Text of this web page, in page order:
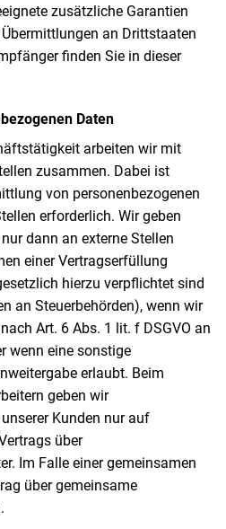
zusätzliche Garantien
an Drittstaaten
finden Sie in dieser
Daten
arbeiten wir mit
zusammen. Dabei ist
von personenbezogenen
erforderlich. Wir geben
dann an externe Stellen
einer Vertragserfüllung
hierzu verpflichtet sind
an Steuerbehörden), wenn wir
Art. 6 Abs. 1 lit. f DSGVO an
wenn eine sonstige
erlaubt. Beim
geben wir
Kunden nur auf
über
Im Falle einer gemeinsamen
über gemeinsame